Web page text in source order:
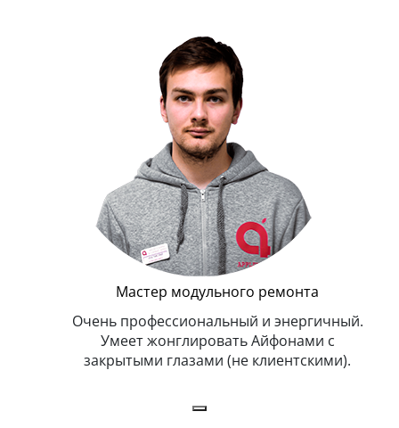
Мастер модульного ремонта
Очень профессиональный и энергичный.
Умеет жонглировать Айфонами с
закрытыми глазами (не клиентскими).